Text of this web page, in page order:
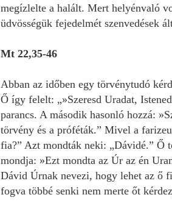
megízlelte a halált. Mert helyénvaló
üdvösségük fejedelmét szenvedések
Mt 22,35-46
Abban az időben egy törvénytudó
Ő így felelt: „»Szeresd Uradat,
parancs. A második hasonló hozzá:
törvény és a próféták.” Mivel a
fia?” Azt mondták neki: „Dávidé.” Ő
mondja: »Ezt mondta az Úr az én
Dávid Úrnak nevezi, hogy lehet az ő
fogva többé senki nem merte őt